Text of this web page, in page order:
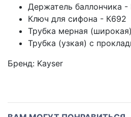
Держатель баллончика -
Ключ для сифона - К692
Трубка мерная
Трубка (узкая) с
Бренд: Kayser